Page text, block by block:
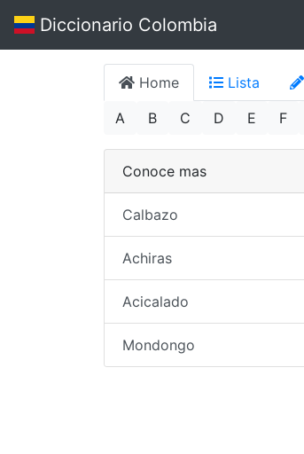
Diccionario Colombia
Home Lista
A
B C D E F
Conoce mas
Calbazo
Achiras
Acicalado
Mondongo